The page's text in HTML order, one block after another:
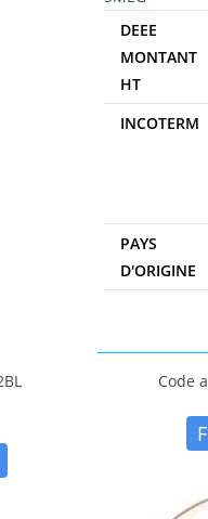
DEEE
MONTANT
HT
INCOTERM
PAYS
D'ORIGINE
Code